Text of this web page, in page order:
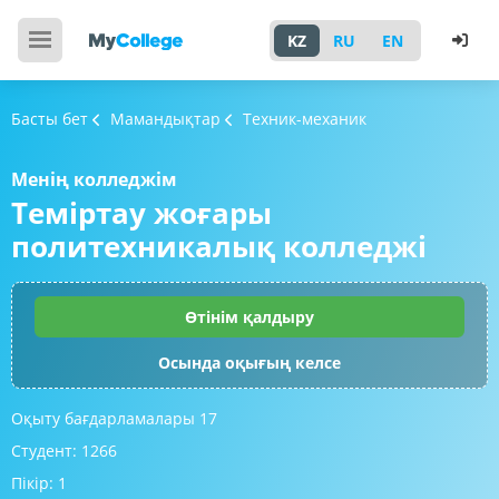
KZ RU EN
Басты бет Мамандықтар Техник-механик
Менің колледжім
Теміртау жоғары
политехникалық колледжі
Өтінім қалдыру
Осында оқығың келсе
Оқыту бағдарламалары 17
Студент: 1266
Пікір: 1